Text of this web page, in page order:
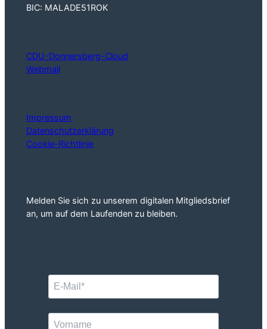
BIC: MALADE51ROK
CDU-Donnersberg-Cloud
Webmail
Impressum
Datenschutzerklärung
Cookie-Richtlinie
Melden Sie sich zu unserem digitalen Mitgliedsbrief
an, um auf dem Laufenden zu bleiben.